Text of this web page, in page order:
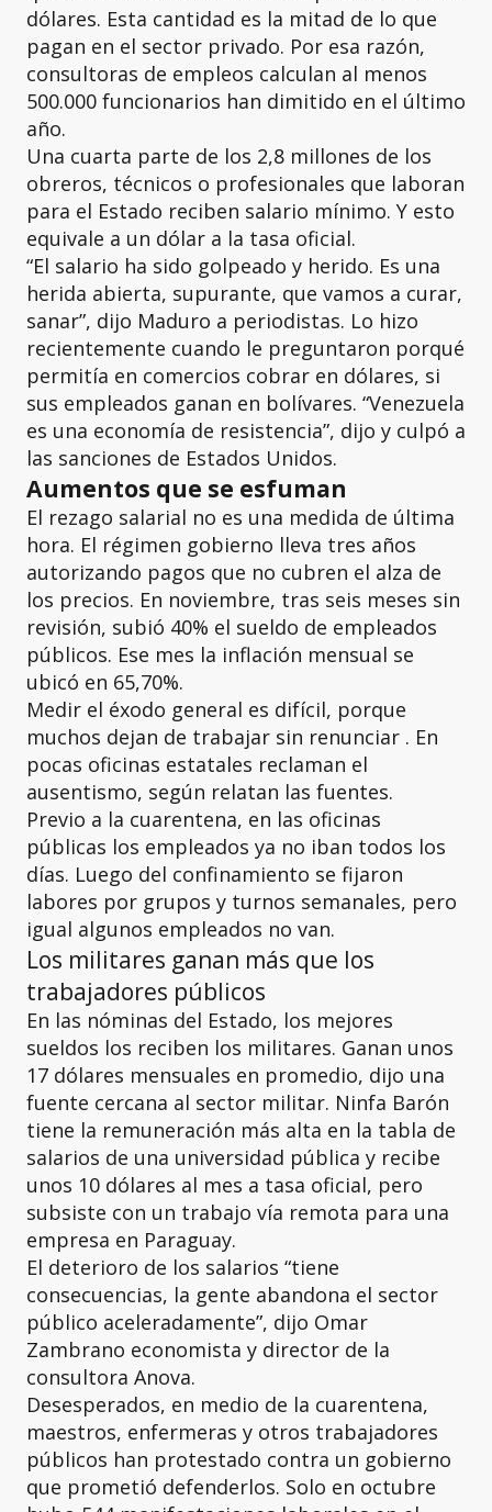
dólares. Esta cantidad es la mitad de lo que
pagan en el sector privado. Por esa razón,
consultoras de empleos calculan al menos
500.000 funcionarios han dimitido en el último
año.
Una cuarta parte de los 2,8 millones de los
obreros, técnicos o profesionales que laboran
para el Estado reciben salario mínimo. Y esto
equivale a un dólar a la tasa oficial.
“El salario ha sido golpeado y herido. Es una
herida abierta, supurante, que vamos a curar,
sanar”, dijo Maduro a periodistas. Lo hizo
recientemente cuando le preguntaron porqué
permitía en comercios cobrar en dólares, si
sus empleados ganan en bolívares. “Venezuela
es una economía de resistencia”, dijo y culpó a
las sanciones de Estados Unidos.
Aumentos que se esfuman
El rezago salarial no es una medida de última
hora. El régimen gobierno lleva tres años
autorizando pagos que no cubren el alza de
los precios. En noviembre, tras seis meses sin
revisión, subió 40% el sueldo de empleados
públicos. Ese mes la inflación mensual se
ubicó en 65,70%.
Medir el éxodo general es difícil, porque
muchos dejan de trabajar sin renunciar . En
pocas oficinas estatales reclaman el
ausentismo, según relatan las fuentes.
Previo a la cuarentena, en las oficinas
públicas los empleados ya no iban todos los
días. Luego del confinamiento se fijaron
labores por grupos y turnos semanales, pero
igual algunos empleados no van.
Los militares ganan más que los
trabajadores públicos
En las nóminas del Estado, los mejores
sueldos los reciben los militares. Ganan unos
17 dólares mensuales en promedio, dijo una
fuente cercana al sector militar. Ninfa Barón
tiene la remuneración más alta en la tabla de
salarios de una universidad pública y recibe
unos 10 dólares al mes a tasa oficial, pero
subsiste con un trabajo vía remota para una
empresa en Paraguay.
El deterioro de los salarios “tiene
consecuencias, la gente abandona el sector
público aceleradamente”, dijo Omar
Zambrano economista y director de la
consultora Anova.
Desesperados, en medio de la cuarentena,
maestros, enfermeras y otros trabajadores
públicos han protestado contra un gobierno
que prometió defenderlos. Solo en octubre